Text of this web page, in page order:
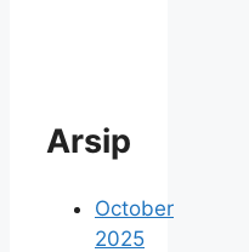
Arsip
October
2025